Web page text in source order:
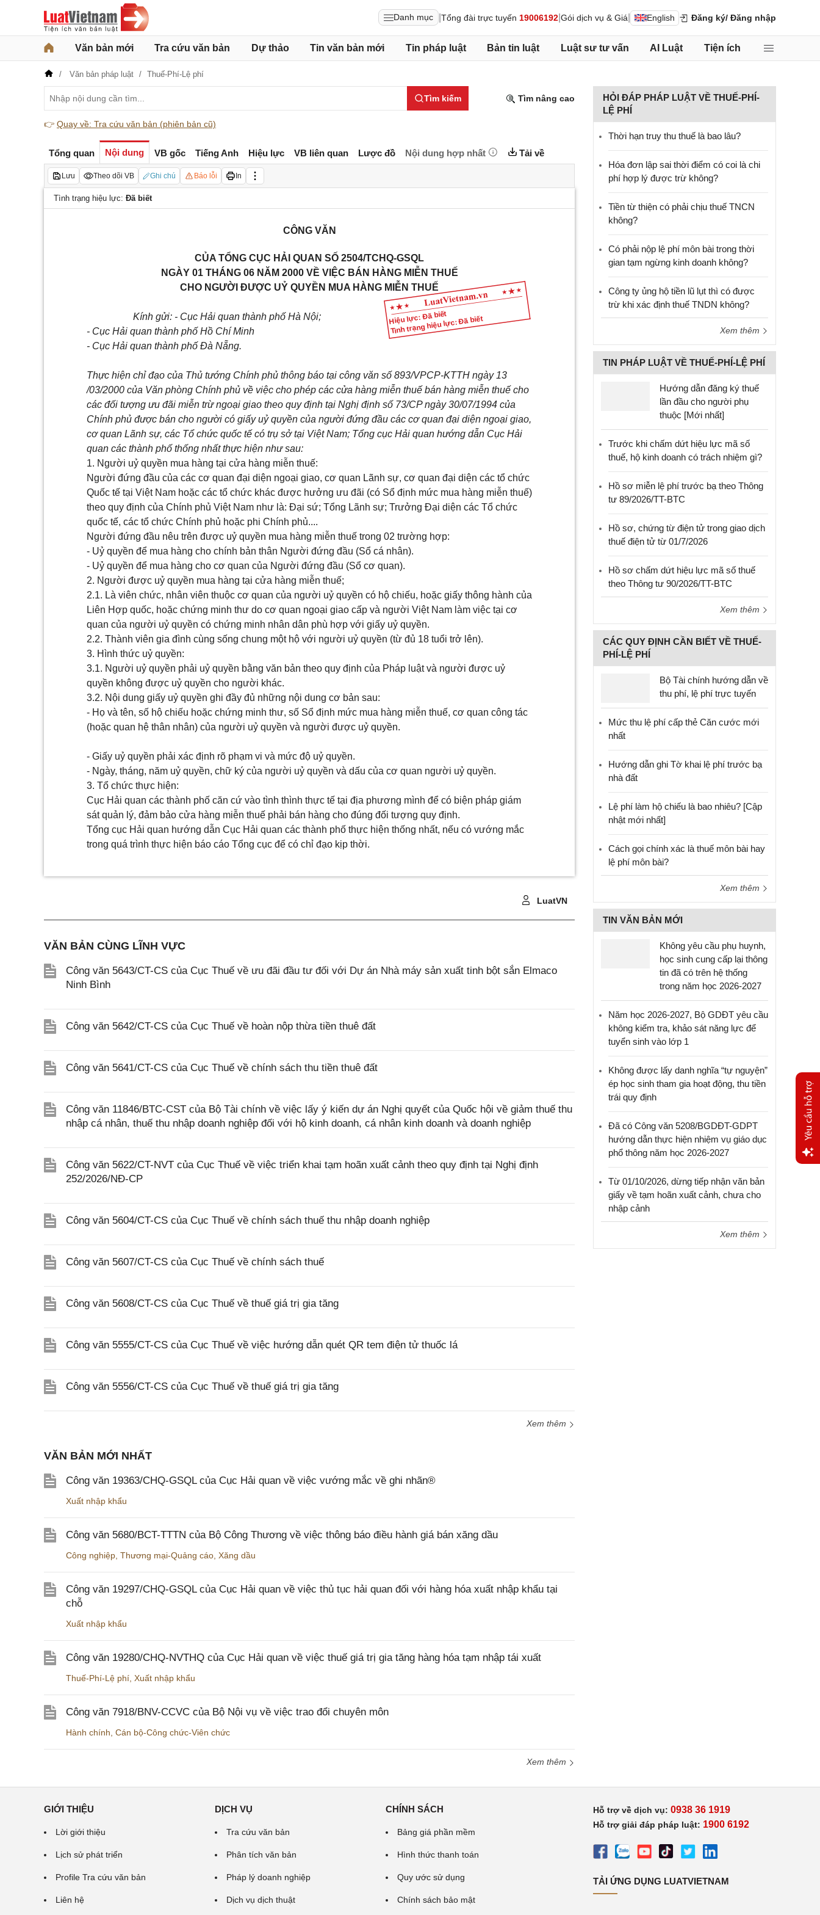
Danh mục Tổng đài trực tuyến 19006192 Gói dịch vụ & Giá English Đăng ký/ Đăng nhập
Văn bản mới Tra cứu văn bản Dự thảo Tin văn bản mới Tin pháp luật Bản tin luật Luật sư tư vấn AI Luật Tiện ích
Văn bản pháp luật Thuế-Phí-Lệ phí
Tìm kiếm Tìm nâng cao
👉 Quay về: Tra cứu văn bản (phiên bản cũ)
Tổng quan Nội dung VB gốc Tiếng Anh Hiệu lực VB liên quan Lược đồ Nội dung hợp nhất Tải về
Lưu Theo dõi VB Ghi chú Báo lỗi In
Tình trạng hiệu lực: Đã biết
Hiệu lực: Đã biết
Tình trạng hiệu lực: Đã biết
CÔNG VĂN
CỦA TỔNG CỤC HẢI QUAN SỐ 2504/TCHQ-GSQL
NGÀY 01 THÁNG 06 NĂM 2000 VỀ VIỆC BÁN HÀNG MIỄN THUẾ
CHO NGƯỜI ĐƯỢC UỶ QUYỀN MUA HÀNG MIỄN THUẾ
Kính gửi: - Cục Hải quan thành phố Hà Nội;
- Cục Hải quan thành phố Hồ Chí Minh
- Cục Hải quan thành phố Đà Nẵng.
Thực hiện chỉ đạo của Thủ tướng Chính phủ thông báo tại công văn số 893/VPCP-KTTH ngày 13
/03/2000 của Văn phòng Chính phủ về việc cho phép các cửa hàng miễn thuế bán hàng miễn thuế cho
các đối tượng ưu đãi miễn trừ ngoại giao theo quy định tại Nghị định số 73/CP ngày 30/07/1994 của
Chính phủ được bán cho người có giấy uỷ quyền của người đứng đầu các cơ quan đại diện ngoại giao,
cơ quan Lãnh sự, các Tổ chức quốc tế có trụ sở tại Việt Nam; Tổng cục Hải quan hướng dẫn Cục Hải
quan các thành phố thống nhất thực hiện như sau:
1. Người uỷ quyền mua hàng tại cửa hàng miễn thuế:
Người đứng đầu của các cơ quan đại diện ngoại giao, cơ quan Lãnh sự, cơ quan đại diện các tổ chức
Quốc tế tại Việt Nam hoặc các tổ chức khác được hưởng ưu đãi (có Sổ định mức mua hàng miễn thuế)
theo quy định của Chính phủ Việt Nam như là: Đại sứ; Tổng Lãnh sự; Trưởng Đại diện các Tổ chức
quốc tế, các tổ chức Chính phủ hoặc phi Chính phủ....
Người đứng đầu nêu trên được uỷ quyền mua hàng miễn thuế trong 02 trường hợp:
- Uỷ quyền để mua hàng cho chính bản thân Người đứng đầu (Sổ cá nhân).
- Uỷ quyền để mua hàng cho cơ quan của Người đứng đầu (Sổ cơ quan).
2. Người được uỷ quyền mua hàng tại cửa hàng miễn thuế;
2.1. Là viên chức, nhân viên thuộc cơ quan của người uỷ quyền có hộ chiếu, hoặc giấy thông hành của
Liên Hợp quốc, hoặc chứng minh thư do cơ quan ngoại giao cấp và người Việt Nam làm việc tại cơ
quan của người uỷ quyền có chứng minh nhân dân phù hợp với giấy uỷ quyền.
2.2. Thành viên gia đình cùng sống chung một hộ với người uỷ quyền (từ đủ 18 tuổi trở lên).
3. Hình thức uỷ quyền:
3.1. Người uỷ quyền phải uỷ quyền bằng văn bản theo quy định của Pháp luật và người được uỷ
quyền không được uỷ quyền cho người khác.
3.2. Nội dung giấy uỷ quyền ghi đầy đủ những nội dung cơ bản sau:
- Họ và tên, số hộ chiếu hoặc chứng minh thư, số Sổ định mức mua hàng miễn thuế, cơ quan công tác
(hoặc quan hệ thân nhân) của người uỷ quyền và người được uỷ quyền.
- Giấy uỷ quyền phải xác định rõ phạm vi và mức độ uỷ quyền.
- Ngày, tháng, năm uỷ quyền, chữ ký của người uỷ quyền và dấu của cơ quan người uỷ quyền.
3. Tổ chức thực hiện:
Cục Hải quan các thành phố căn cứ vào tình thình thực tế tại địa phương mình để có biện pháp giám
sát quản lý, đảm bảo cửa hàng miễn thuế phải bán hàng cho đúng đối tượng quy định.
Tổng cục Hải quan hướng dẫn Cục Hải quan các thành phố thực hiện thống nhất, nếu có vướng mắc
trong quá trình thực hiện báo cáo Tổng cục để có chỉ đạo kịp thời.
LuatVN
VĂN BẢN CÙNG LĨNH VỰC
Công văn 5643/CT-CS của Cục Thuế về ưu đãi đầu tư đối với Dự án Nhà máy sản xuất tinh bột sắn Elmaco
Ninh Bình
Công văn 5642/CT-CS của Cục Thuế về hoàn nộp thừa tiền thuê đất
Công văn 5641/CT-CS của Cục Thuế về chính sách thu tiền thuê đất
Công văn 11846/BTC-CST của Bộ Tài chính về việc lấy ý kiến dự án Nghị quyết của Quốc hội về giảm thuế thu
nhập cá nhân, thuế thu nhập doanh nghiệp đối với hộ kinh doanh, cá nhân kinh doanh và doanh nghiệp
Công văn 5622/CT-NVT của Cục Thuế về việc triển khai tạm hoãn xuất cảnh theo quy định tại Nghị định
252/2026/NĐ-CP
Công văn 5604/CT-CS của Cục Thuế về chính sách thuế thu nhập doanh nghiệp
Công văn 5607/CT-CS của Cục Thuế về chính sách thuế
Công văn 5608/CT-CS của Cục Thuế về thuế giá trị gia tăng
Công văn 5555/CT-CS của Cục Thuế về việc hướng dẫn quét QR tem điện tử thuốc lá
Công văn 5556/CT-CS của Cục Thuế về thuế giá trị gia tăng
Xem thêm
VĂN BẢN MỚI NHẤT
Công văn 19363/CHQ-GSQL của Cục Hải quan về việc vướng mắc về ghi nhãn®
Xuất nhập khẩu
Công văn 5680/BCT-TTTN của Bộ Công Thương về việc thông báo điều hành giá bán xăng dầu
Công nghiệp, Thương mại-Quảng cáo, Xăng dầu
Công văn 19297/CHQ-GSQL của Cục Hải quan về việc thủ tục hải quan đối với hàng hóa xuất nhập khẩu tại
chỗ
Xuất nhập khẩu
Công văn 19280/CHQ-NVTHQ của Cục Hải quan về việc thuế giá trị gia tăng hàng hóa tạm nhập tái xuất
Thuế-Phí-Lệ phí, Xuất nhập khẩu
Công văn 7918/BNV-CCVC của Bộ Nội vụ về việc trao đổi chuyên môn
Hành chính, Cán bộ-Công chức-Viên chức
Xem thêm
HỎI ĐÁP PHÁP LUẬT VỀ THUẾ-PHÍ-
LỆ PHÍ
Thời hạn truy thu thuế là bao lâu?
Hóa đơn lập sai thời điểm có coi là chi
phí hợp lý được trừ không?
Tiền từ thiện có phải chịu thuế TNCN
không?
Có phải nộp lệ phí môn bài trong thời
gian tạm ngừng kinh doanh không?
Công ty ủng hộ tiền lũ lụt thì có được
trừ khi xác định thuế TNDN không?
Xem thêm
TIN PHÁP LUẬT VỀ THUẾ-PHÍ-LỆ PHÍ
Hướng dẫn đăng ký thuế
lần đầu cho người phụ
thuộc [Mới nhất]
Trước khi chấm dứt hiệu lực mã số
thuế, hộ kinh doanh có trách nhiệm gì?
Hồ sơ miễn lệ phí trước bạ theo Thông
tư 89/2026/TT-BTC
Hồ sơ, chứng từ điện tử trong giao dịch
thuế điện tử từ 01/7/2026
Hồ sơ chấm dứt hiệu lực mã số thuế
theo Thông tư 90/2026/TT-BTC
Xem thêm
CÁC QUY ĐỊNH CẦN BIẾT VỀ THUẾ-
PHÍ-LỆ PHÍ
Bộ Tài chính hướng dẫn về
thu phí, lệ phí trực tuyến
Mức thu lệ phí cấp thẻ Căn cước mới
nhất
Hướng dẫn ghi Tờ khai lệ phí trước bạ
nhà đất
Lệ phí làm hộ chiếu là bao nhiêu? [Cập
nhật mới nhất]
Cách gọi chính xác là thuế môn bài hay
lệ phí môn bài?
Xem thêm
TIN VĂN BẢN MỚI
Không yêu cầu phụ huynh,
học sinh cung cấp lại thông
tin đã có trên hệ thống
trong năm học 2026-2027
Năm học 2026-2027, Bộ GDĐT yêu cầu
không kiểm tra, khảo sát năng lực để
tuyển sinh vào lớp 1
Không được lấy danh nghĩa “tự nguyện”
ép học sinh tham gia hoạt động, thu tiền
trái quy định
Đã có Công văn 5208/BGDĐT-GDPT
hướng dẫn thực hiện nhiệm vụ giáo dục
phổ thông năm học 2026-2027
Từ 01/10/2026, dừng tiếp nhận văn bản
giấy về tạm hoãn xuất cảnh, chưa cho
nhập cảnh
Xem thêm
GIỚI THIỆU
Lời giới thiệu
Lịch sử phát triển
Profile Tra cứu văn bản
Liên hệ
DỊCH VỤ
Tra cứu văn bản
Phân tích văn bản
Pháp lý doanh nghiệp
Dịch vụ dịch thuật
CHÍNH SÁCH
Bảng giá phần mềm
Hình thức thanh toán
Quy ước sử dụng
Chính sách bảo mật
Hỗ trợ về dịch vụ: 0938 36 1919
Hỗ trợ giải đáp pháp luật: 1900 6192
TẢI ỨNG DỤNG LUATVIETNAM